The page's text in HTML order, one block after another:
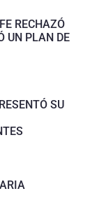
RECHAZÓ
UN PLAN DE
SU